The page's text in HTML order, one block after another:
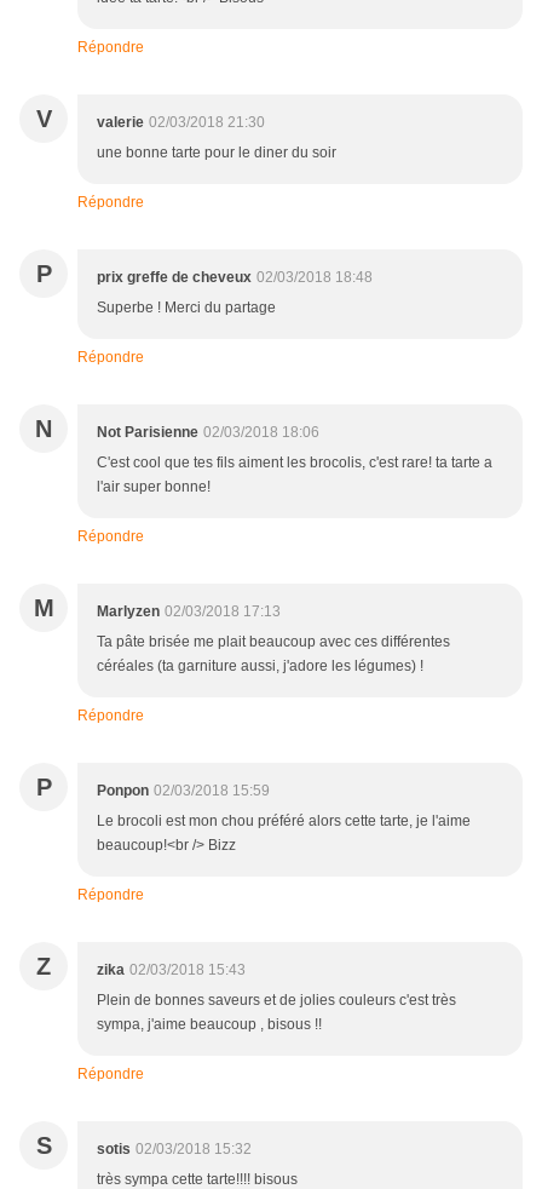
Répondre
V valerie 02/03/2018 21:30
une bonne tarte pour le diner du soir
Répondre
P prix greffe de cheveux 02/03/2018 18:48
Superbe ! Merci du partage
Répondre
N Not Parisienne 02/03/2018 18:06
C'est cool que tes fils aiment les brocolis, c'est rare! ta tarte a
l'air super bonne!
Répondre
M Marlyzen 02/03/2018 17:13
Ta pâte brisée me plait beaucoup avec ces différentes
céréales (ta garniture aussi, j'adore les légumes) !
Répondre
P Ponpon 02/03/2018 15:59
Le brocoli est mon chou préféré alors cette tarte, je l'aime
beaucoup!<br /> Bizz
Répondre
Z zika 02/03/2018 15:43
Plein de bonnes saveurs et de jolies couleurs c'est très
sympa, j'aime beaucoup , bisous !!
Répondre
S sotis 02/03/2018 15:32
très sympa cette tarte!!!! bisous